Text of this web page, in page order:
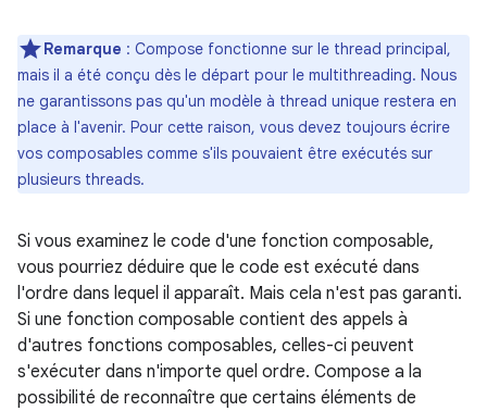
Remarque : Compose fonctionne sur le thread principal,
mais il a été conçu dès le départ pour le multithreading. Nous
ne garantissons pas qu'un modèle à thread unique restera en
place à l'avenir. Pour cette raison, vous devez toujours écrire
vos composables comme s'ils pouvaient être exécutés sur
plusieurs threads.
Si vous examinez le code d'une fonction composable,
vous pourriez déduire que le code est exécuté dans
l'ordre dans lequel il apparaît. Mais cela n'est pas garanti.
Si une fonction composable contient des appels à
d'autres fonctions composables, celles-ci peuvent
s'exécuter dans n'importe quel ordre. Compose a la
possibilité de reconnaître que certains éléments de